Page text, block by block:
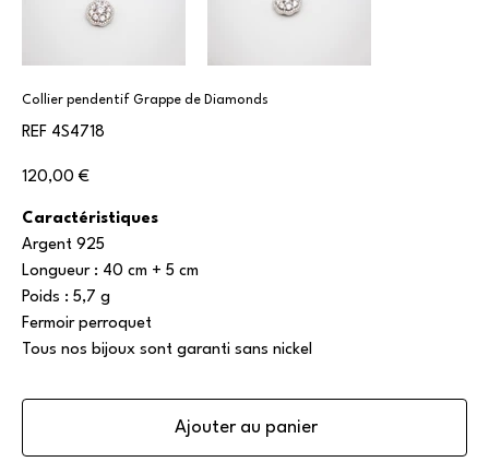
Collier pendentif Grappe de Diamonds
REF
SKU
4S4718
4S4718
Prix
120,00 €
Caractéristiques
Argent 925
Longueur : 40 cm + 5 cm
Poids : 5,7 g
Fermoir perroquet
Tous nos bijoux sont garanti sans nickel
Ajouter au panier